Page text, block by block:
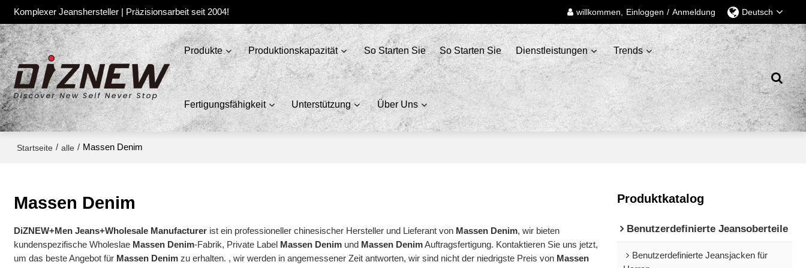
Komplexer Jeanshersteller | Präzisionsarbeit seit 2004! willkommen, Einloggen / Anmeldung Deutsch
Produkte Produktionskapazität So Starten Sie So Starten Sie Dienstleistungen Trends
Fertigungsfähigkeit Unterstützung Über Uns
Startseite / alle / Massen Denim
Massen Denim
DiZNEW+Men Jeans+Wholesale Manufacturer ist ein professioneller chinesischer Hersteller und Lieferant von Massen Denim, wir bieten
kundenspezifische Wholeslae Massen Denim-Fabrik, Private Label Massen Denim und Massen DenimAuftragsfertigung. Kontaktieren Sie uns jetzt,
um das beste Angebot für Massen Denim zu erhalten. , wir werden in angemessener Zeit antworten, wir sind nicht der niedrigste Preis von Massen
Produktkatalog
Benutzerdefinierte Jeansoberteile
Benutzerdefinierte Jeansjacken für